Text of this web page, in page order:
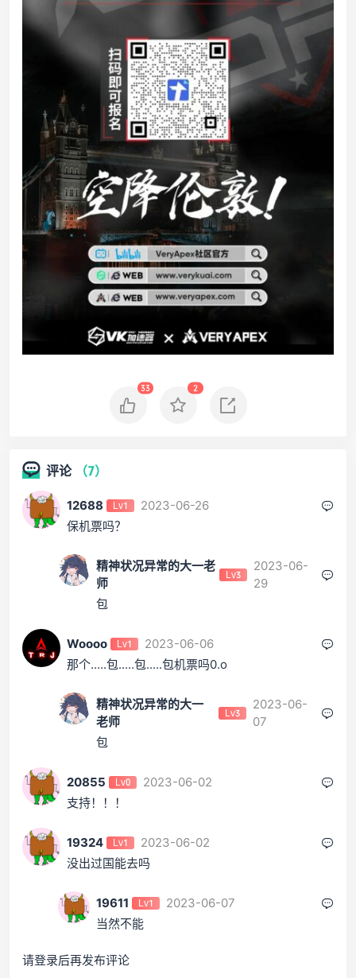
33 2
评论 （7）
12688 Lv1
2023-06-26
保机票吗？
精神状况异常的大一老
师
Lv3
2023-06-
29
包
Woooo Lv1
2023-06-06
那个.....包.....包.....包机票吗0.o
精神状况异常的大一
老师
Lv3
2023-06-
07
包
20855 Lv0
2023-06-02
支持！！！
19324 Lv1
2023-06-02
没出过国能去吗
19611 Lv1
2023-06-07
当然不能
请登录后再发布评论